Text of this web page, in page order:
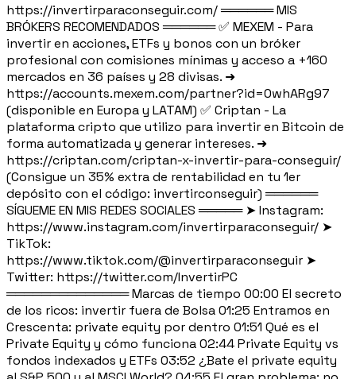
https://invertirparaconseguir.com/ ══════ MIS
BRÓKERS RECOMENDADOS ══════ ✅ MEXEM - Para
invertir en acciones, ETFs y bonos con un bróker
profesional con comisiones mínimas y acceso a +160
mercados en 36 países y 28 divisas. ➜
https://accounts.mexem.com/partner?id=0whARg97
(disponible en Europa y LATAM) ✅ Criptan - La
plataforma cripto que utilizo para invertir en Bitcoin de
forma automatizada y generar intereses. ➜
https://criptan.com/criptan-x-invertir-para-conseguir/
(Consigue un 35% extra de rentabilidad en tu 1er
depósito con el código: invertirconseguir) ══════
SÍGUEME EN MIS REDES SOCIALES ═════ ➤ Instagram:
https://www.instagram.com/invertirparaconseguir/ ➤
TikTok:
https://www.tiktok.com/@invertirparaconseguir ➤
Twitter: https://twitter.com/InvertirPC
══════════════ Marcas de tiempo 00:00 El secreto
de los ricos: invertir fuera de Bolsa 01:25 Entramos en
Crescenta: private equity por dentro 01:51 Qué es el
Private Equity y cómo funciona 02:44 Private Equity vs
fondos indexados y ETFs 03:52 ¿Bate el private equity